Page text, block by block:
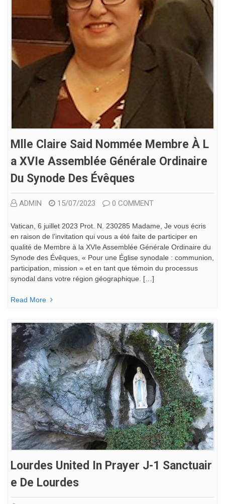
Mlle Claire Said Nommée Membre À L
A XVIe Assemblée Générale Ordinaire
Du Synode Des Évêques
ADMIN 15/07/2023 0 COMMENT
Vatican, 6 juillet 2023 Prot. N. 230285 Madame, Je vous écris
en raison de l’invitation qui vous a été faite de participer en
qualité de Membre à la XVIe Assemblée Générale Ordinaire du
Synode des Évêques, « Pour une Église synodale : communion,
participation, mission » et en tant que témoin du processus
synodal dans votre région géographique. […]
Read More
Lourdes United In Prayer J-1 Sanctuair
E De Lourdes